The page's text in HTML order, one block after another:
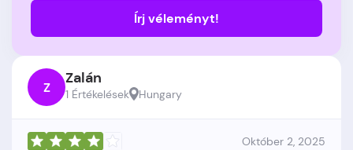
Írj véleményt!
Z Zalán
1 Értékelések Hungary
Október 2, 2025